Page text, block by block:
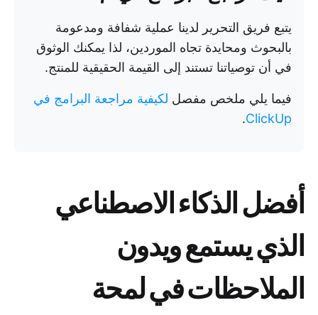
يتبع فريق التحرير لدينا عملية شفافة ومدعومة
بالبحوث ومحايدة تجاه الموردين، لذا يمكنك الوثوق
في أن توصياتنا تستند إلى القيمة الحقيقية للمنتج.
فيما يلي ملخص مفصل لكيفية مراجعة البرامج في
ClickUp
.
أفضل الذكاء الاصطناعي
الذي يستمع ويدون
الملاحظات في لمحة